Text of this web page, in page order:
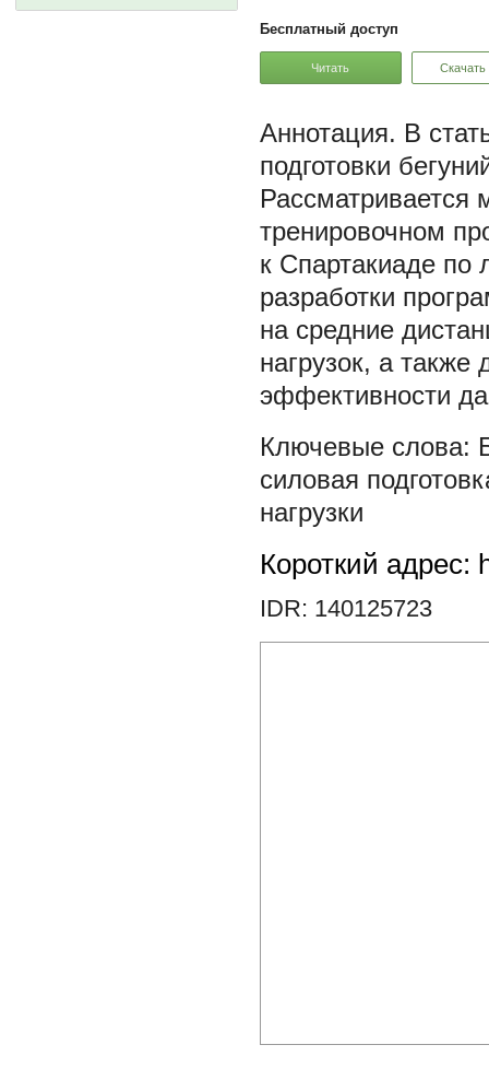
Бесплатный доступ
Читать Скачать
В
подготовки
Рассматривается
тренировочном
к Спартакиаде по
разработки
на средние
нагрузок, а также
эффективности
силовая
нагрузки
Короткий адрес:
IDR: 140125723